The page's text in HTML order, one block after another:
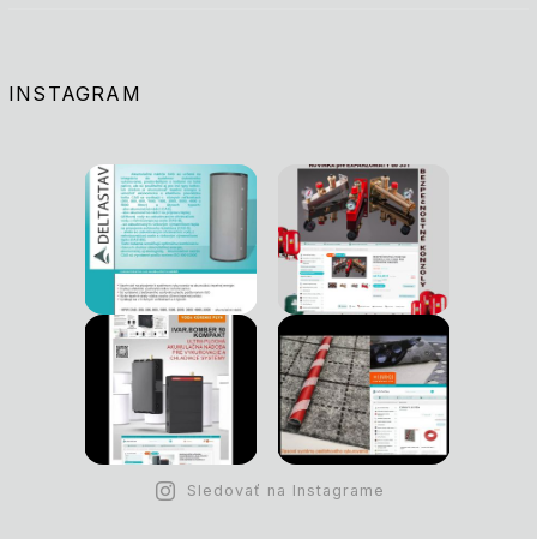
INSTAGRAM
Sledovať na Instagrame